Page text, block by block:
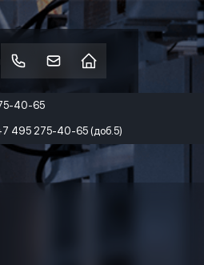
40-65
495 275-40-65 (доб.5)